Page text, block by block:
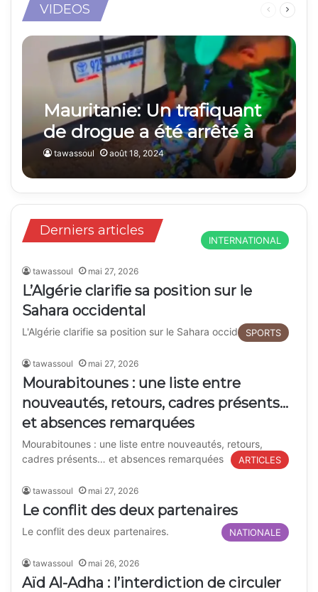
VIDEOS
PagePage
Mauritanie: Un trafiquant
de drogue a été arrêté à
Aqshorguitt
tawassoul août 18, 2024
Derniers articles
INTERNATIONAL
tawassoul mai 27, 2026
L’Algérie clarifie sa position sur le
Sahara occidental
L'Algérie clarifie sa position sur le Sahara occidentalSPORTS
tawassoul mai 27, 2026
Mourabitounes : une liste entre
nouveautés, retours, cadres présents…
et absences remarquées
Mourabitounes : une liste entre nouveautés, retours,
cadres présents… et absences remarquées
ARTICLES
tawassoul mai 27, 2026
Le conflit des deux partenaires
Le conflit des deux partenaires. NATIONALE
tawassoul mai 26, 2026
Aïd Al-Adha : l’interdiction de circuler